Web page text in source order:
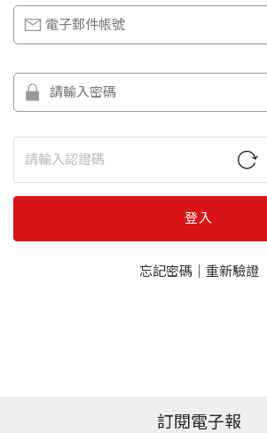
登入
忘記密碼｜ 重新驗證
訂閱電子報